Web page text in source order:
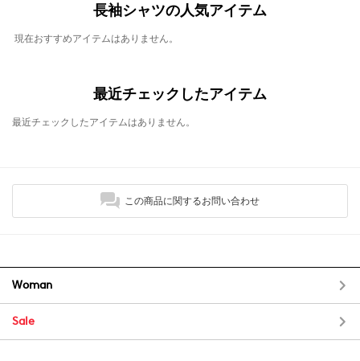
長袖シャツの人気アイテム
現在おすすめアイテムはありません。
最近チェックしたアイテム
最近チェックしたアイテムはありません。
この商品に関するお問い合わせ
Woman
Sale